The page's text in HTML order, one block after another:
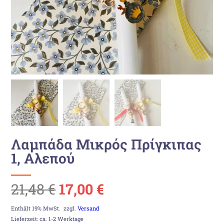
Λαμπάδα Μικρός Πρίγκιπας
1, Αλεπού
21,48€ Ursprünglicher
Preis
17,00€
Enthält 19% MwSt. zzgl.Versand
Lieferzeit: ca. 1-2 Werktage